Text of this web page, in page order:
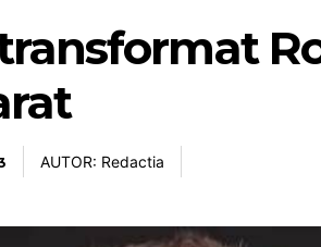
AUTOR: Redactia